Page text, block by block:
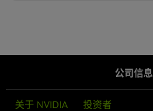
公司信息
关于 NVIDIA 投资者